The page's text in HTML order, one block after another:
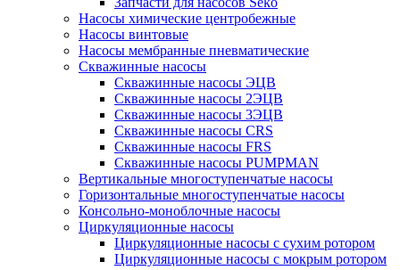
Насосы химические центробежные
Насосы винтовые
Насосы мембранные пневматические
Скважинные насосы
Скважинные насосы ЭЦВ
Скважинные насосы 2ЭЦВ
Скважинные насосы 3ЭЦВ
Скважинные насосы CRS
Скважинные насосы FRS
Скважинные насосы PUMPMAN
Вертикальные многоступенчатые насосы
Горизонтальные многоступенчатые насосы
Консольно-моноблочные насосы
Циркуляционные насосы
Циркуляционные насосы с сухим ротором
Циркуляционные насосы с мокрым ротором